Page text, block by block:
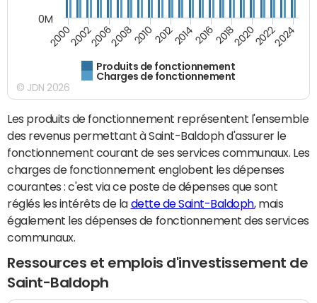
Produits de fonctionnement
Charges de fonctionnement
200020022006200820102012201420162018202020222024
0M
© JDN 2026
Les produits de fonctionnement représentent l'ensemble
des revenus permettant à Saint-Baldoph d'assurer le
fonctionnement courant de ses services communaux. Les
charges de fonctionnement englobent les dépenses
courantes : c'est via ce poste de dépenses que sont
réglés les intérêts de la dette de Saint-Baldoph, mais
également les dépenses de fonctionnement des services
communaux.
Ressources et emplois d'investissement de
Saint-Baldoph